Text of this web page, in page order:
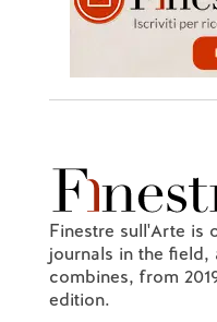
Finestre sull'Arte is
journals in the
combines, from
edition.